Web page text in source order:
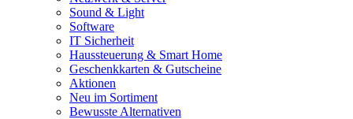
Sound & Light
Software
IT Sicherheit
Haussteuerung & Smart Home
Geschenkkarten & Gutscheine
Aktionen
Neu im Sortiment
Bewusste Alternativen